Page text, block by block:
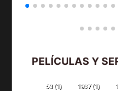
PELÍCULAS Y
53(1) 1937(1)